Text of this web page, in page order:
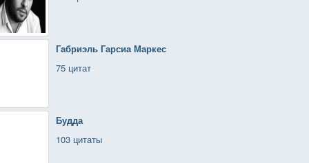
Габриэль Гарсиа Маркес
75 цитат
Будда
103 цитаты